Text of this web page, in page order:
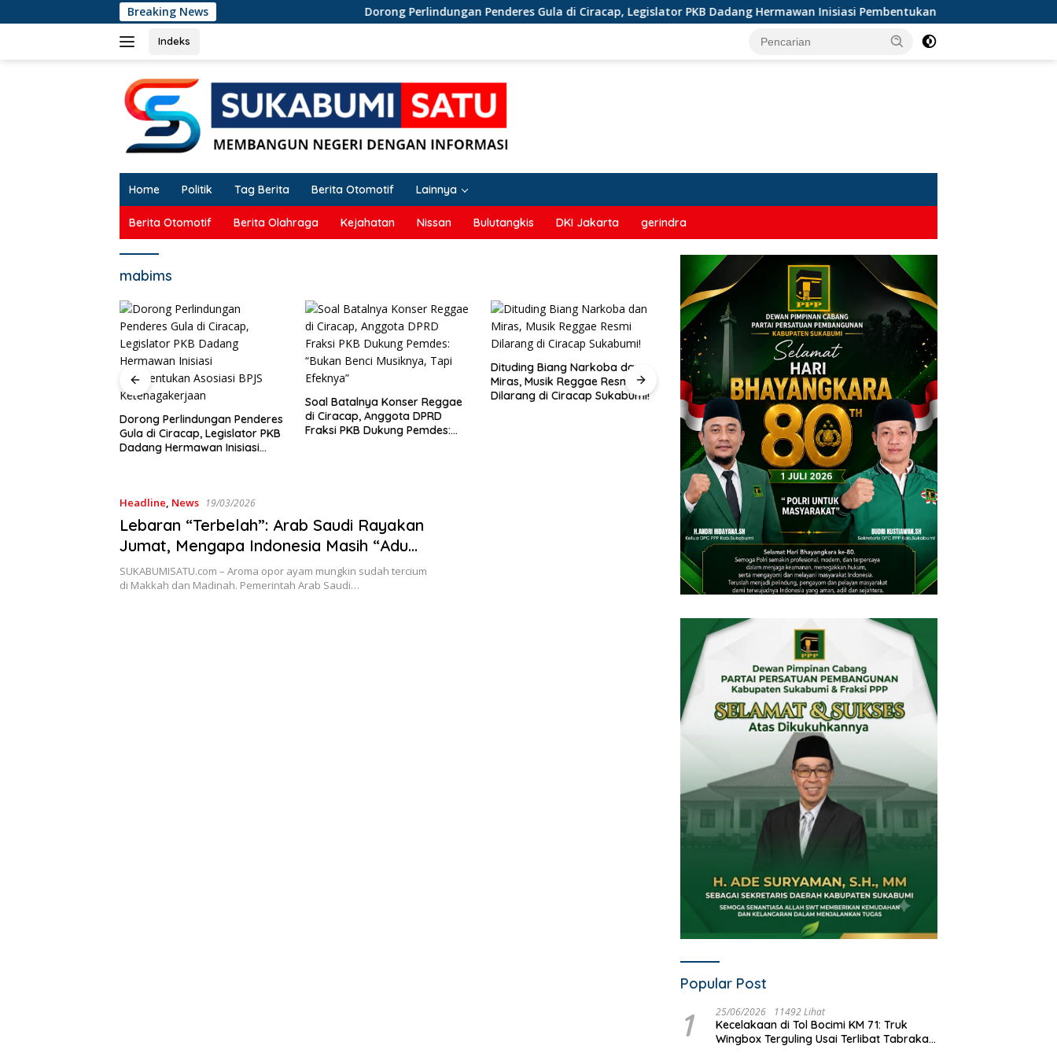
ke
Breaking News Dorong Perlindungan Penderes Gula di Ciracap, Legislator PKB Dadang Hermawan Inisiasi Pembentukan Asosiasi BPJS Ketenagakerjaan
Indeks
Home Politik Tag Berita Berita Otomotif Lainnya
Berita Otomotif Berita Olahraga Kejahatan Nissan Bulutangkis DKI Jakarta gerindra
mabims
Soal Batalnya Konser Reggae
di Ciracap, Anggota DPRD
Fraksi PKB Dukung Pemdes:
“Bukan Benci Musiknya, Tapi
Efeknya”
Dituding Biang Narkoba dan
Miras, Musik Reggae Resmi
Dilarang di Ciracap Sukabumi!
Sambut HUT RI ke-81, Polsek
Nagrak Bagikan Nasi Kotak
Oknum Kades Terseret
Narkoba, Wabup Sukabumi
Tegaskan Narkoba Musuh
Bersama
Terseret Narkoba, Oknum
Kades dan 2 Rekannya
Digulung Polres Sukabumi: 28
Paket Sabu Disita
Headline, News 19/03/2026
Lebaran “Terbelah”: Arab Saudi Rayakan
Jumat, Mengapa Indonesia Masih “Adu
Nasib” di Sidang Isbat?
SUKABUMISATU.com – Aroma opor ayam mungkin sudah tercium
di Makkah dan Madinah. Pemerintah Arab Saudi…
Popular Post
1 25/06/2026 11492 Lihat
Kecelakaan di Tol Bocimi KM 71: Truk
Wingbox Terguling Usai Terlibat Tabrakan